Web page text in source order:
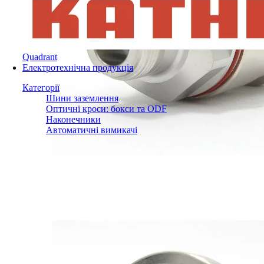
Quadrant
Електротехнічна продукція
Категорії
Шини заземлення
Оптичні кроси: бокси та ODF
Наконечники
Автоматичні вимикачі